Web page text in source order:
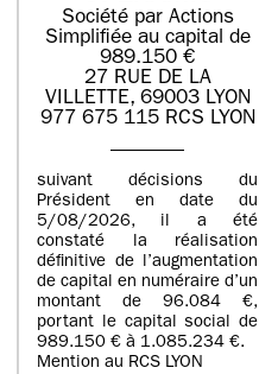
Société par Actions
Simplifiée au capital de
989.150 €
27 RUE DE LA
VILLETTE, 69003 LYON
977 675 115 RCS LYON
suivant décisions du
Président en date du
5/08/2026, il a été
constaté la réalisation
définitive de l’augmentation
de capital en numéraire d’un
montant de 96.084 €,
portant le capital social de
989.150 € à 1.085.234 €.
Mention au RCS LYON